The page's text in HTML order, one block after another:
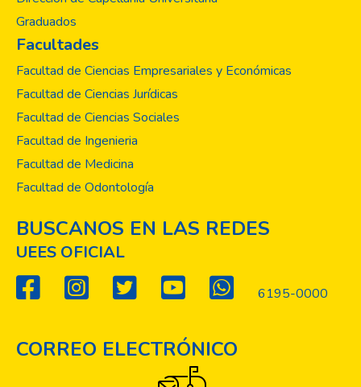
Graduados
Facultades
Facultad de Ciencias Empresariales y Económicas
Facultad de Ciencias Jurídicas
Facultad de Ciencias Sociales
Facultad de Ingenieria
Facultad de Medicina
Facultad de Odontología
BUSCANOS EN LAS REDES
UEES OFICIAL
6195-0000
CORREO ELECTRÓNICO